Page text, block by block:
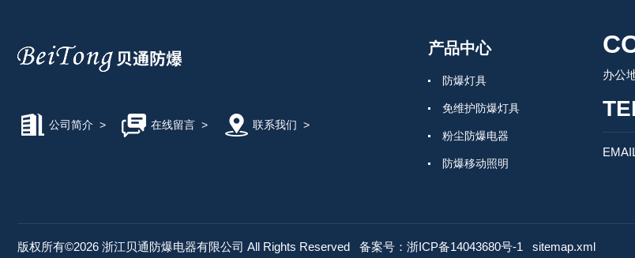
公司简介 > 在线留言> 联系我们 >
产品中心
防爆灯具
免维护防爆灯具
粉尘防爆电器
防爆移动照明
防爆管件
办公
版权所有©2026 浙江贝通防爆电器有限公司 All Rights Reserved 备案号：浙ICP备14043680号-1 sitemap.xml